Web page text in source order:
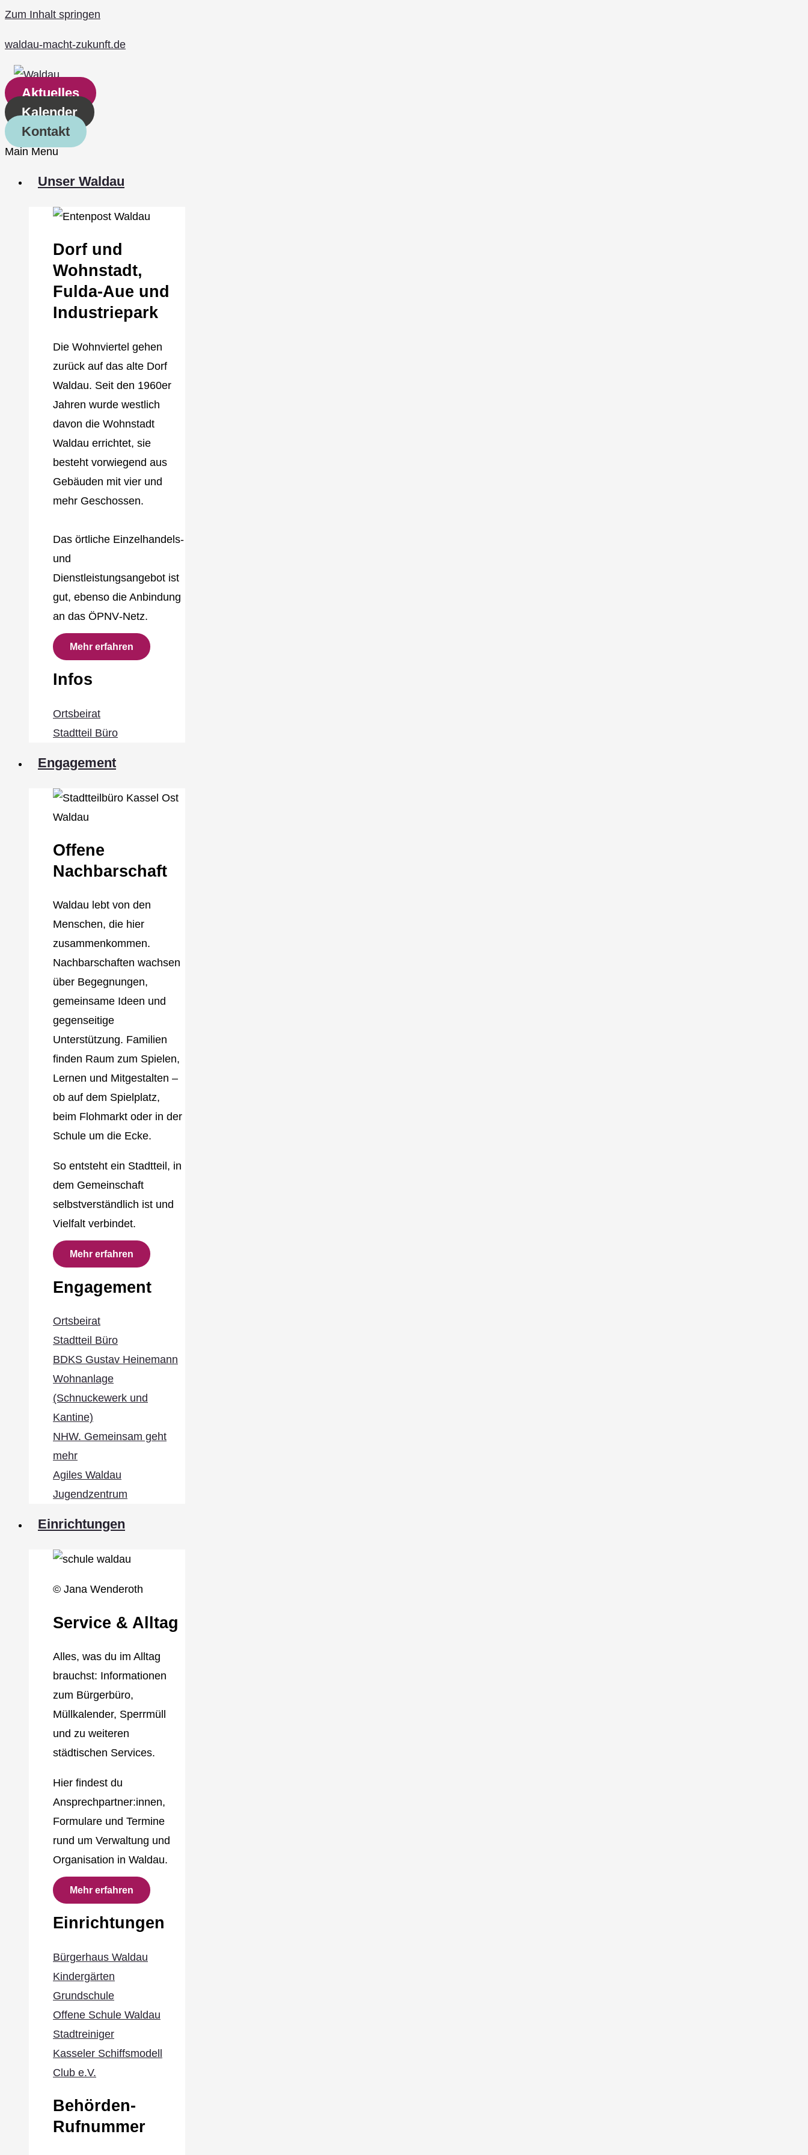
Zum Inhalt springen
waldau-macht-zukunft.de
Aktuelles
Kalender
Kontakt
Main Menu
Unser Waldau
Dorf und
Wohnstadt,
Fulda‐Aue und
Industriepark
Die Wohnviertel gehen
zurück auf das alte Dorf
Waldau. Seit den 1960er
Jahren wurde westlich
davon die Wohnstadt
Waldau errichtet, sie
besteht vorwiegend aus
Gebäuden mit vier und
mehr Geschossen.
Das örtliche Einzelhandels‐
und
Dienstleistungsangebot ist
gut, ebenso die Anbindung
an das ÖPNV‐Netz.
Mehr erfahren
Infos
Ortsbeirat
Stadtteil Büro
Engagement
Offene
Nachbarschaft
Waldau lebt von den
Menschen, die hier
zusammenkommen.
Nachbarschaften wachsen
über Begegnungen,
gemeinsame Ideen und
gegenseitige
Unterstützung. Familien
finden Raum zum Spielen,
Lernen und Mitgestalten –
ob auf dem Spielplatz,
beim Flohmarkt oder in der
Schule um die Ecke.
So entsteht ein Stadtteil, in
dem Gemeinschaft
selbstverständlich ist und
Vielfalt verbindet.
Mehr erfahren
Engagement
Ortsbeirat
Stadtteil Büro
BDKS Gustav Heinemann
Wohnanlage
(Schnuckewerk und
Kantine)
NHW. Gemeinsam geht
mehr
Agiles Waldau
Jugendzentrum
Einrichtungen
© Jana Wenderoth
Service & Alltag
Alles, was du im Alltag
brauchst: Informationen
zum Bürgerbüro,
Müllkalender, Sperrmüll
und zu weiteren
städtischen Services.
Hier findest du
Ansprechpartner:innen,
Formulare und Termine
rund um Verwaltung und
Organisation in Waldau.
Mehr erfahren
Einrichtungen
Bürgerhaus Waldau
Kindergärten
Grundschule
Offene Schule Waldau
Stadtreiniger
Kasseler Schiffsmodell
Club e.V.
Behörden-
Rufnummer